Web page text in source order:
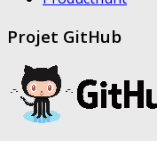
Projet GitHub